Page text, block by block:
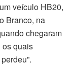
veículo HB20,
Branco, na
chegaram
os quais